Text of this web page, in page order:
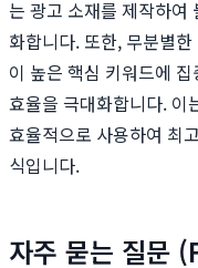
는 광고 소재를 제작하여
화합니다. 또한, 무분별
이 높은 핵심 키워드에
효율을 극대화합니다. 이
효율적으로 사용하여 최
식입니다.
자주 묻는 질문